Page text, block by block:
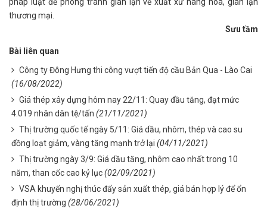
thương mại.
Sưu tầm
Bài liên quan
Công ty Đông Hưng thi công vượt tiến độ cầu Bản Qua - Lào Cai
(16/08/2022)
Giá thép xây dựng hôm nay 22/11: Quay đầu tăng, đạt mức
4.019 nhân dân tệ/tấn (21/11/2021)
Thị trường quốc tế ngày 5/11: Giá dầu, nhôm, thép và cao su
đồng loạt giảm, vàng tăng mạnh trở lại (04/11/2021)
Thị trường ngày 3/9: Giá dầu tăng, nhôm cao nhất trong 10
năm, than cốc cao kỷ lục(02/09/2021)
VSA khuyến nghị thúc đẩy sản xuất thép, giá bán hợp lý để ổn
định thị trường (28/06/2021)